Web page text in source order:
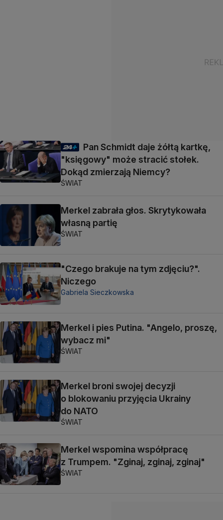
Pan Schmidt daje żółtą kartkę,
"księgowy" może stracić stołek.
Dokąd zmierzają Niemcy?
ŚWIAT
Merkel zabrała głos. Skrytykowała
własną partię
ŚWIAT
"Czego brakuje na tym zdjęciu?".
Niczego
Gabriela Sieczkowska
Merkel i pies Putina. "Angelo, proszę,
wybacz mi"
ŚWIAT
Merkel broni swojej decyzji
o blokowaniu przyjęcia Ukrainy
do NATO
ŚWIAT
Merkel wspomina współpracę
z Trumpem. "Zginaj, zginaj, zginaj"
ŚWIAT